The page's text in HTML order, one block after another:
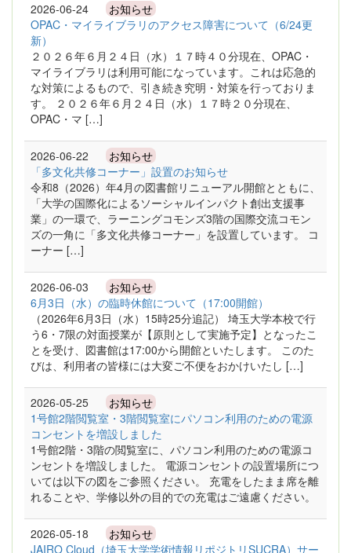
2026-06-24 お知らせ
OPAC・マイライブラリのアクセス障害について（6/24更
新）
２０２６年６月２４日（水）１７時４０分現在、OPAC・
マイライブラリは利用可能になっています。これは応急的
な対策によるもので、引き続き究明・対策を行っておりま
す。 ２０２６年６月２４日（水）１７時２０分現在、
OPAC・マ […]
2026-06-22 お知らせ
「多文化共修コーナー」設置のお知らせ
令和8（2026）年4月の図書館リニューアル開館とともに、
「大学の国際化によるソーシャルインパクト創出支援事
業」の一環で、ラーニングコモンズ3階の国際交流コモン
ズの一角に「多文化共修コーナー」を設置しています。 コ
ーナー […]
2026-06-03 お知らせ
6月3日（水）の臨時休館について（17:00開館）
（2026年6月3日（水）15時25分追記） 埼玉大学本校で行
う6・7限の対面授業が【原則として実施予定】となったこ
とを受け、図書館は17:00から開館といたします。 このた
びは、利用者の皆様には大変ご不便をおかけいたし […]
2026-05-25 お知らせ
1号館2階閲覧室・3階閲覧室にパソコン利用のための電源
コンセントを増設しました
1号館2階・3階の閲覧室に、パソコン利用のための電源コ
ンセントを増設しました。 電源コンセントの設置場所につ
いては以下の図をご参照ください。 充電をしたまま席を離
れることや、学修以外の目的での充電はご遠慮ください。
2026-05-18 お知らせ
JAIRO Cloud（埼玉大学学術情報リポジトリSUCRA）サー